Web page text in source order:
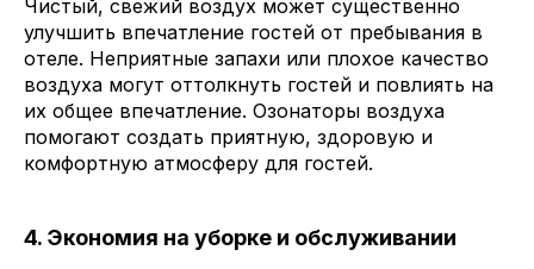
Чистый, свежий воздух может существенно
улучшить впечатление гостей от пребывания в
отеле. Неприятные запахи или плохое качество
воздуха могут оттолкнуть гостей и повлиять на
их общее впечатление. Озонаторы воздуха
помогают создать приятную, здоровую и
комфортную атмосферу для гостей.
4. Экономия на уборке и обслуживании